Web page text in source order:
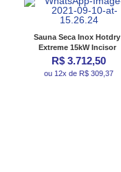
Sauna Seca Inox Hotdry
Extreme 15kW Incisor
R$ 3.712,50
ou 12x de R$ 309,37